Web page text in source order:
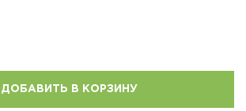
ДОБАВИТЬ В КОРЗИНУ